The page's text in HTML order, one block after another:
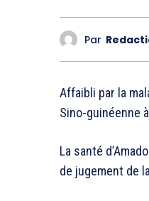
Par
Affaibli par la
Sino-guinéenne
La santé
de jugement de